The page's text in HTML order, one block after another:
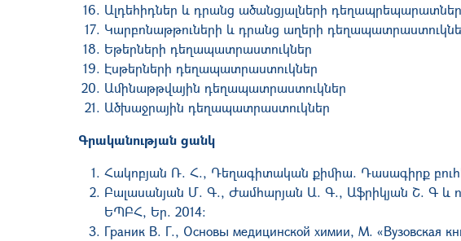
Ալդեհիդներ և դրանց ածանցյալների դեղապրեպարատներ
Կարբոնաթթուների և դրանց աղերի
Եթերների դեղապատրաստուկներ
Էսթերների դեղապատրաստուկներ
Ամինաթթվային դեղապատրաստուկներ
Ածխաջրային դեղապատրաստուկներ
Գրականության ցանկ
Հակոբյան Ռ. Հ., Դեղագիտական քիմիա. Դասագիրք
Բալասանյան Մ. Գ., Ժամհարյան Ա. Գ., Աֆրիկյան Շ. Գ և
ԵՊԲՀ, Եր. 2014:
Граник В. Г., Основы медицинской химии, М. «Вузовская